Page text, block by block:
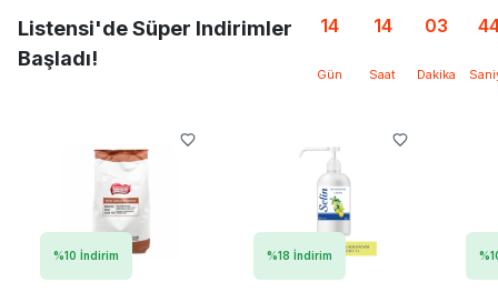
Listensi'de Süper Indirimler
Başladı!
14
Gün
14
Saat
03
Dakika
%10 İndirim %18 İndirim %